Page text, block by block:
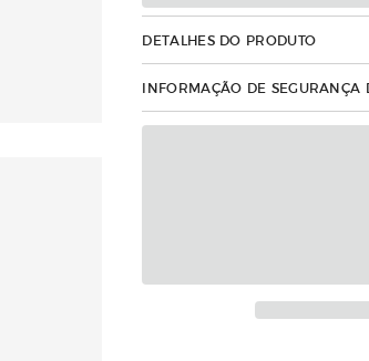
DETALHES DO PRODUTO
INFORMAÇÃO DE SEGURANÇA